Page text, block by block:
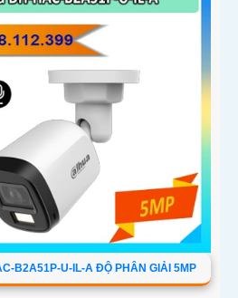
B2A51P-U-IL-A ĐỘ PHÂN GIẢI 5MP